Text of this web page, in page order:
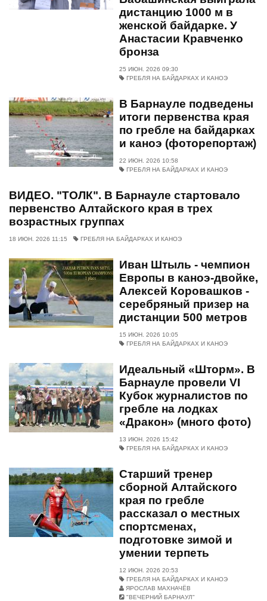
дистанцию 1000 м в
женской байдарке. У
Анастасии Кравченко
бронза
25 ИЮН. 2026 09:30
ГРЕБЛЯ НА БАЙДАРКАХ И КАНОЭ
В Барнауле подведены
итоги первенства края
по гребле на байдарках
и каноэ (фоторепортаж)
22 ИЮН. 2026 10:58
ГРЕБЛЯ НА БАЙДАРКАХ И КАНОЭ
ВИДЕО. "ТОЛК". В Барнауле стартовало
первенство Алтайского края в трех
возрастных группах
18 ИЮН. 2026 11:15 ГРЕБЛЯ НА БАЙДАРКАХ И КАНОЭ
Иван Штыль - чемпион
Европы в каноэ-двойке,
Алексей Коровашков -
серебряный призер на
дистанции 500 метров
15 ИЮН. 2026 10:05
ГРЕБЛЯ НА БАЙДАРКАХ И КАНОЭ
Идеальный «Шторм». В
Барнауле провели VI
Кубок журналистов по
гребле на лодках
«Дракон» (много фото)
13 ИЮН. 2026 15:42
ГРЕБЛЯ НА БАЙДАРКАХ И КАНОЭ
Старший тренер
сборной Алтайского
края по гребле
рассказал о местных
спортсменах,
подготовке зимой и
умении терпеть
12 ИЮН. 2026 20:53
ГРЕБЛЯ НА БАЙДАРКАХ И КАНОЭ
ЯРОСЛАВ МАХНАЧЁВ
"ВЕЧЕРНИЙ БАРНАУЛ"